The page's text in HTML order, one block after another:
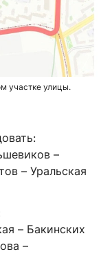
участке улицы.
–
– Уральская
– Бакинских
–